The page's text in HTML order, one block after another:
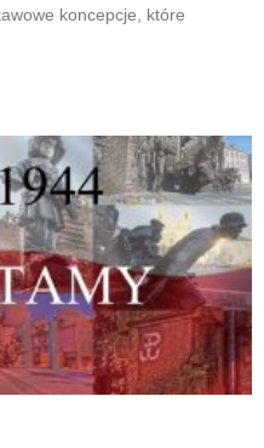
koncepcje, które